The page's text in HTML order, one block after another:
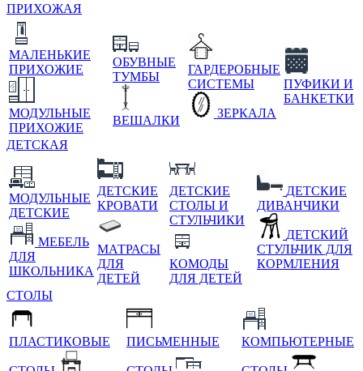
ПРИХОЖАЯ
МАЛЕНЬКИЕ
ПРИХОЖИЕ
МОДУЛЬНЫЕ
ПРИХОЖИЕ
ОБУВНЫЕ
ТУМБЫ
ВЕШАЛКИ
ГАРДЕРОБНЫЕ
СИСТЕМЫ
ЗЕРКАЛА
ПУФИКИ И
БАНКЕТКИ
ДЕТСКАЯ
МОДУЛЬНЫЕ
ДЕТСКИЕ
МЕБЕЛЬ
ДЛЯ
ШКОЛЬНИКА
ДЕТСКИЕ
КРОВАТИ
МАТРАСЫ
ДЛЯ
ДЕТЕЙ
ДЕТСКИЕ
СТОЛЫ И
СТУЛЬЧИКИ
КОМОДЫ
ДЛЯ ДЕТЕЙ
ДЕТСКИЕ
ДИВАНЧИКИ
ДЕТСКИЙ
СТУЛЬЧИК ДЛЯ
КОРМЛЕНИЯ
СТОЛЫ
ПЛАСТИКОВЫЕ ПИСЬМЕННЫЕ КОМПЬЮТЕРНЫЕ